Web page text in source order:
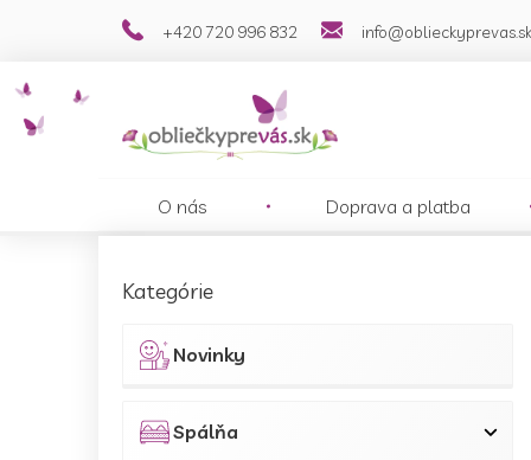
+420 720 996 832 info@oblieckyprevas.sk
O nás Doprava a platba
kategórie
Kategórie
Novinky
Spálňa